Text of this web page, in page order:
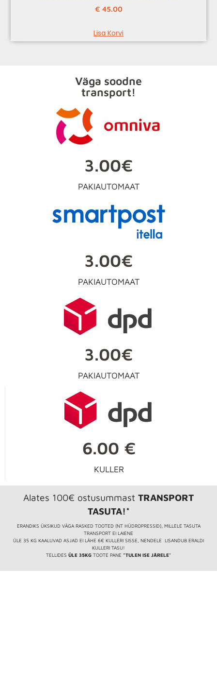
€ 45.00
Lisa Korvi
Väga soodne
transport!
3.00€
PAKIAUTOMAAT
3.00€
PAKIAUTOMAAT
3.00€
PAKIAUTOMAAT
6.00 €
KULLER
Alates 100€ ostusummast TRANSPORT
TASUTA!*
ERANDIKS ÜKSIKUD VÄGA RASKED TOOTED (NT HÜDROPRESSID), MILLELE TASUTA
TRANSPORT EI LAIENE
ÜLE 35 KG KAALUVAD ASJAD EI LÄHE 6€ KULLERI SISSE, NENDELE LISANDUB ERALDI
KULLERI TASU!
TELLIDES ÜLE 35KG TOOTE PANE ”TULEN ISE JÄRELE”